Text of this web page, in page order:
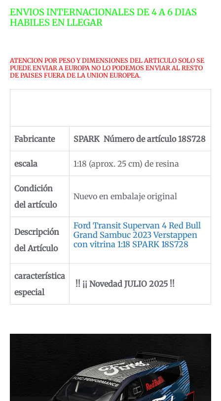
ENVIOS INTERNACIONALES DE 4 A 6 DIAS
HABILES EN LLEGAR
ATENCION POR PESO Y DIMENSIONES DEL ARTICULO SOLO SE
PUEDE ENVIAR A EUROPA NO LO PODEMOS ENVIAR AL RESTO
DE PAISES FUERA DE LA UNION EUROPEA.
Fabricante SPARK Número de artículo 18S728
escala 1:18 (aprox. 25 cm) de resina
Condición
del artículo
Nuevo en embalaje original
Descripción
del Artículo
Ford Transit Supervan 4 Red Bull
Grand Sambuc 2023 Verstappen
con vitrina 1:18 SPARK 18S728
característica
especial
!! ¡¡ Novedad JULIO 2025 !!